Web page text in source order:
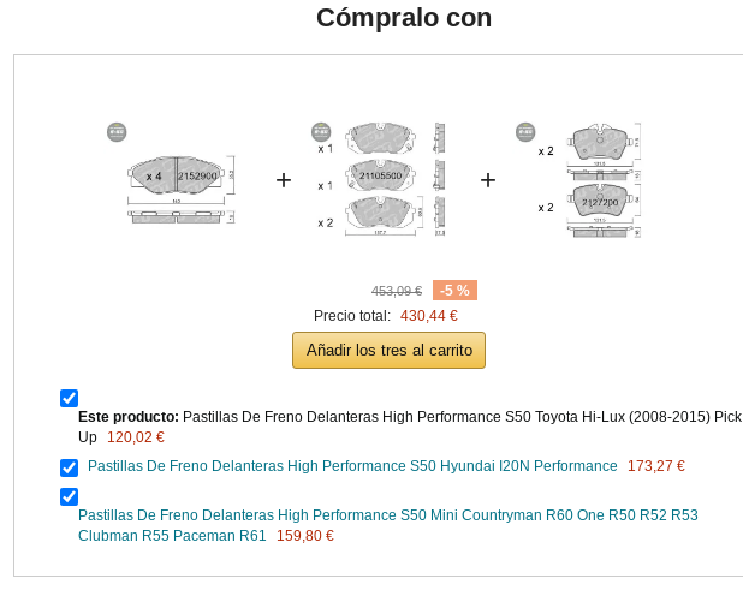
Cómpralo con
+ +
453,09 €
-5 %
Precio total: 430,44 €
Añadir los tres al carrito
Este producto: Pastillas De Freno Delanteras High Performance S50 Toyota Hi-Lux (2008-2015) Pick
Up
120,02 €
Pastillas De Freno Delanteras High Performance S50 Hyundai I20N Performance
173,27 €
Pastillas De Freno Delanteras High Performance S50 Mini Countryman R60 One R50 R52 R53
Clubman R55 Paceman R61
159,80 €